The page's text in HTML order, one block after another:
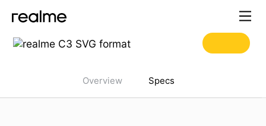
Overview Specs